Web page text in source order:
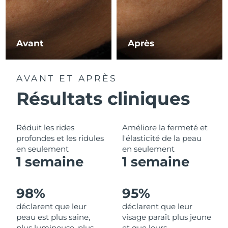
Avant Après
AVANT ET APRÈS
Résultats cliniques
Réduit les rides
profondes et les ridules
en seulement
1 semaine
Améliore la fermeté et
l'élasticité de la peau
en seulement
1 semaine
98%
déclarent que leur
peau est plus saine,
95%
déclarent que leur
visage paraît plus jeune
Philippines Livraison estimée
Pologne Livraison estimée
Porto Rico Livraison estimée
La Réunion Livraison estimée8/14/26
Roumanie Livraison estimée
Russie Livraison estimée
Arabie saoudite Livraison estimée